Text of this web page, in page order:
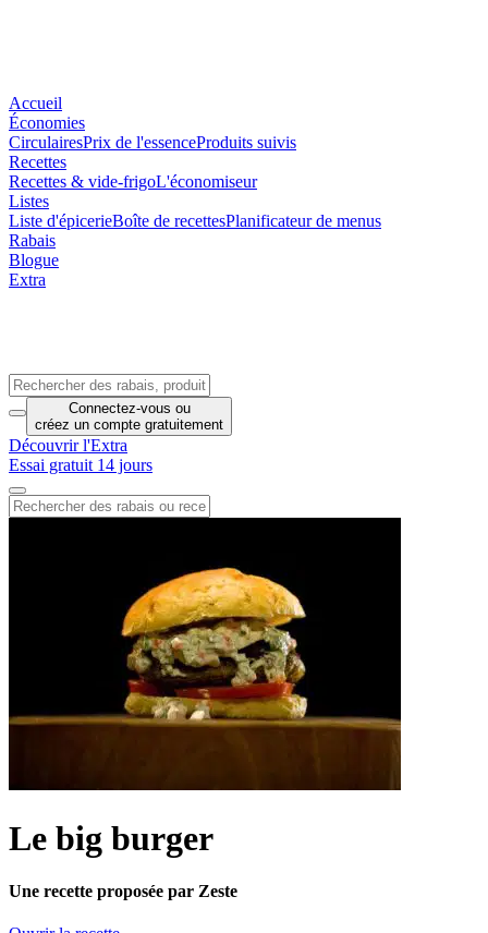
Accueil
Économies
CirculairesPrix de l'essenceProduits suivis
Recettes
Recettes & vide-frigoL'économiseur
Listes
Liste d'épicerieBoîte de recettesPlanificateur de menus
Rabais
Blogue
Extra
Connectez-vous ou
créez un compte gratuitement
Découvrir l'Extra
Essai gratuit 14 jours
Le big burger
Une recette proposée par Zeste